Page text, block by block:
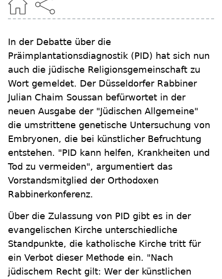
In der Debatte über die
Präimplantationsdiagnostik (PID) hat sich nun
auch die jüdische Religionsgemeinschaft zu
Wort gemeldet. Der Düsseldorfer Rabbiner
Julian Chaim Soussan befürwortet in der
neuen Ausgabe der "Jüdischen Allgemeine"
die umstrittene genetische Untersuchung von
Embryonen, die bei künstlicher Befruchtung
entstehen. "PID kann helfen, Krankheiten und
Tod zu vermeiden", argumentiert das
Vorstandsmitglied der Orthodoxen
Rabbinerkonferenz.
Über die Zulassung von PID gibt es in der
evangelischen Kirche unterschiedliche
Standpunkte, die katholische Kirche tritt für
ein Verbot dieser Methode ein. "Nach
jüdischem Recht gilt: Wer der künstlichen